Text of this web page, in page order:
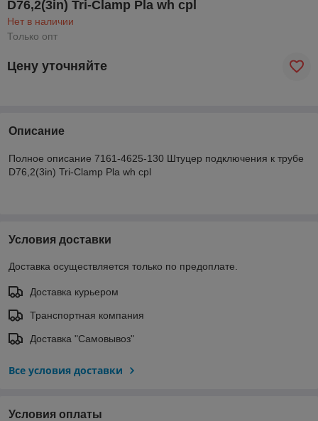
D76,2(3in) Tri-Clamp Pla wh cpl
Нет в наличии
Только опт
Цену уточняйте
Описание
Полное описание 7161-4625-130 Штуцер подключения к трубе
D76,2(3in) Tri-Clamp Pla wh cpl
Условия доставки
Доставка осуществляется только по предоплате.
Доставка курьером
Транспортная компания
Доставка "Самовывоз"
Все условия доставки
Условия оплаты